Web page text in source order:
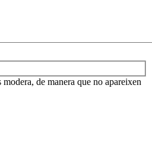
de manera que no apareixen